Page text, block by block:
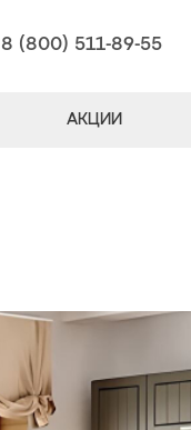
8 (800) 511-89-55
АКЦИИ